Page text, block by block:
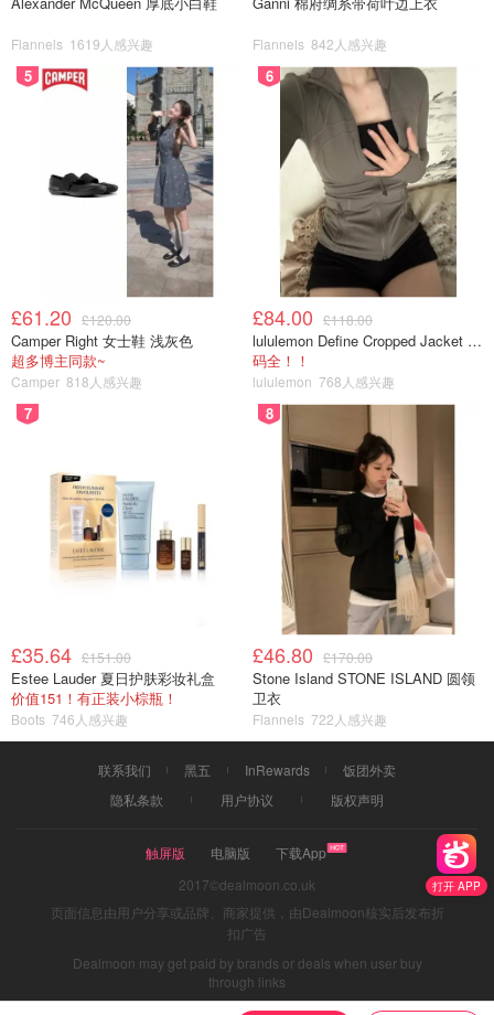
打开 APP
Flannels 1619人感兴趣 Flannels 842人感兴趣
5
£61.20 £120.00
Camper Right 女士鞋 浅灰色
超多博主同款~
Camper 818人感兴趣
6
£84.00 £118.00
lululemon Define Cropped Jacket Nulu 短款夹克
码全！！
lululemon 768人感兴趣
7
£35.64 £151.00
Estee Lauder 夏日护肤彩妆礼盒
价值151！有正装小棕瓶！
Boots 746人感兴趣
8
£46.80 £170.00
Stone Island STONE ISLAND 圆领
卫衣
Flannels 722人感兴趣
联系我们 黑五 InRewards
饭团外卖
隐私条款
用户协议 版权声明
触屏版 电脑版
下载App
2017©dealmoon.co.uk
页面信息由用户分享或品牌、商家提供，由Dealmoon核实后发布折
扣广告
Dealmoon may get paid by brands or deals when user buy
through links